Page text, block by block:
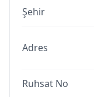
Şehir
Adres
Ruhsat No